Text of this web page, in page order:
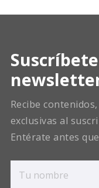
Recibe
exclusivas al
Entérate antes